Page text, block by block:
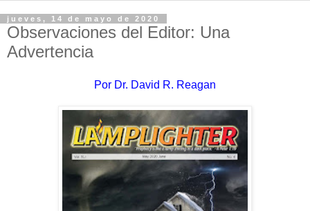
jueves, 14 de mayo de 2020
Observaciones del Editor: Una
Advertencia
Por Dr. David R. Reagan